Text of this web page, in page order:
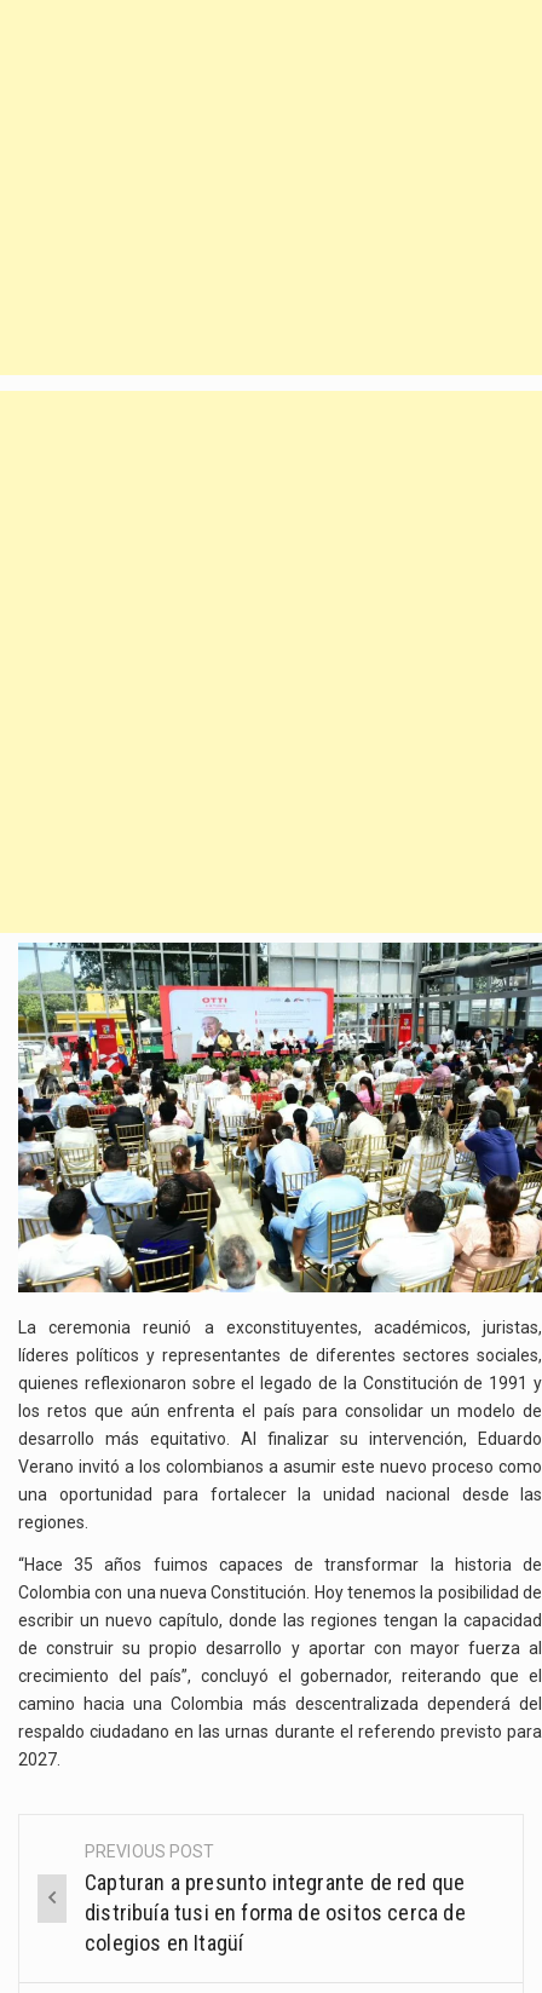
La ceremonia reunió a exconstituyentes, académicos, juristas,
líderes políticos y representantes de diferentes sectores sociales,
quienes reflexionaron sobre el legado de la Constitución de 1991 y
los retos que aún enfrenta el país para consolidar un modelo de
desarrollo más equitativo. Al finalizar su intervención, Eduardo
Verano invitó a los colombianos a asumir este nuevo proceso como
una oportunidad para fortalecer la unidad nacional desde las
regiones.
“Hace 35 años fuimos capaces de transformar la historia de
Colombia con una nueva Constitución. Hoy tenemos la posibilidad de
escribir un nuevo capítulo, donde las regiones tengan la capacidad
de construir su propio desarrollo y aportar con mayor fuerza al
crecimiento del país”, concluyó el gobernador, reiterando que el
camino hacia una Colombia más descentralizada dependerá del
respaldo ciudadano en las urnas durante el referendo previsto para
2027.
Post
navigation
PREVIOUS POST
Capturan a presunto integrante de red que
distribuía tusi en forma de ositos cerca de
colegios en Itagüí